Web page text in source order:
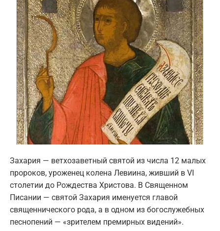
Захария — ветхозаветный святой из числа 12 малых
пророков, уроженец колена Левиина, живший в VI
столетии до Рождества Христова. В Священном
Писании — святой Захария именуется главой
священнического рода, а в одном из богослужебных
песнопений — «зрителем премирных видений».